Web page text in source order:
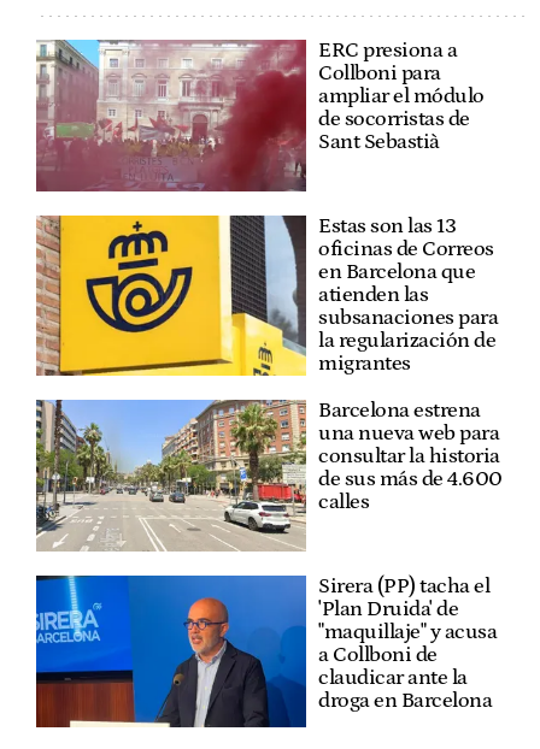
ERC presiona a
Collboni para
ampliar el módulo
de socorristas de
Sant Sebastià
Estas son las 13
oficinas de Correos
en Barcelona que
atienden las
subsanaciones para
la regularización de
migrantes
Barcelona estrena
una nueva web para
consultar la historia
de sus más de 4.600
calles
Sirera (PP) tacha el
'Plan Druida' de
"maquillaje" y acusa
a Collboni de
claudicar ante la
droga en Barcelona